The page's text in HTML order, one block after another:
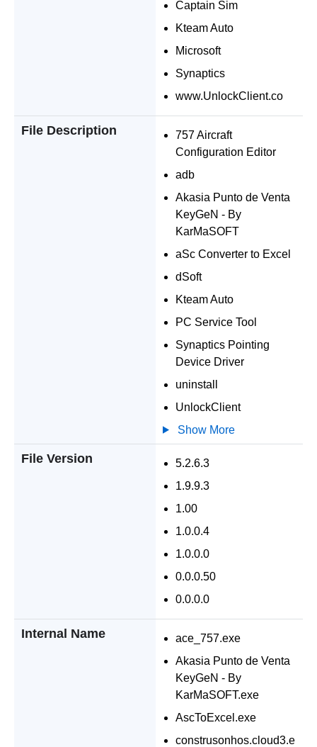
Captain Sim
Kteam Auto
Microsoft
Synaptics
www.UnlockClient.co
File Description
757 Aircraft
Configuration Editor
adb
Akasia Punto de Venta
KeyGeN - By
KarMaSOFT
aSc Converter to Excel
dSoft
Kteam Auto
PC Service Tool
Synaptics Pointing
Device Driver
uninstall
UnlockClient
Show More
File Version
5.2.6.3
1.9.9.3
1.00
1.0.0.4
1.0.0.0
0.0.0.50
0.0.0.0
Internal Name
ace_757.exe
Akasia Punto de Venta
KeyGeN - By
KarMaSOFT.exe
AscToExcel.exe
construsonhos.cloud3.e